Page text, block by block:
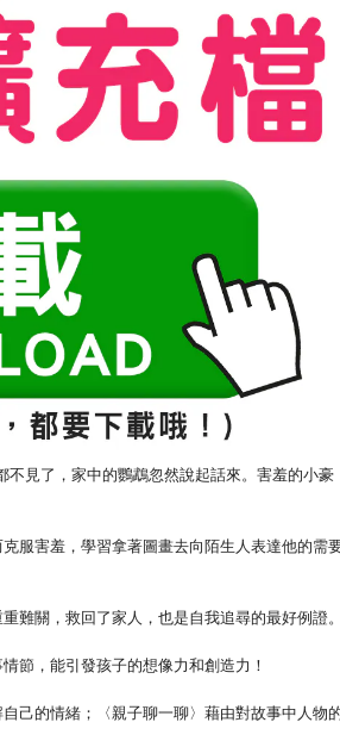
見了，家中的鸚鵡忽然說起話來。害羞的小
害羞，學習拿著圖畫去向陌生人表達他的需要
關，救回了家人，也是自我追尋的最好例證。
，能引發孩子的想像力和創造力！
的情緒；〈親子聊一聊〉藉由對故事中人物